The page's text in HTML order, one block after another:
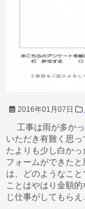
2016年01月07日
工事は雨が多かっ
いただき有難く思
たよりも少し白か
フォームができた
は、どのようなこ
ことはやはり金額
じ仕事がしてもらえ